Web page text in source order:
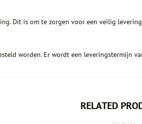
Dit is om te zorgen voor een veilig
worden. Er wordt een leveringstermijn
RELATED